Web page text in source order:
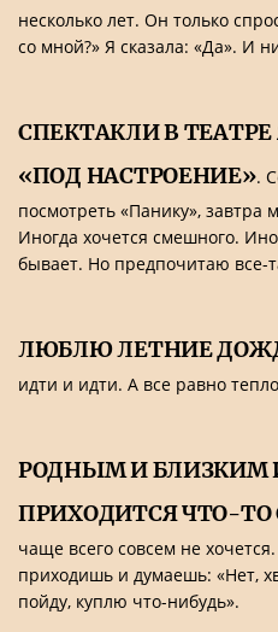
несколько лет. Он только
со мной?» Я сказала: «Да». И
СПЕКТАКЛИ В
«ПОД НАСТРОЕНИЕ».
посмотреть «Панику», завтра
Иногда хочется смешного.
бывает. Но предпочитаю все-
ЛЮБЛЮ ЛЕТНИЕ
идти и идти. А все равно
РОДНЫМ И БЛИЗКИМ
ПРИХОДИТСЯ ЧТО-
чаще всего совсем не
приходишь и думаешь: «Нет,
пойду, куплю что-нибудь».